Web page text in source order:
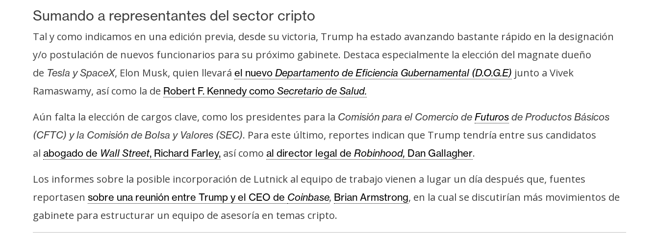
n
t
c
t
o
P
b
l
c
d
a
d
Sumando a representantes del sector cripto
Tal y como indicamos en una edición previa, desde su victoria, Trump ha estado avanzando bastante rápido en la designación
y/o postulación de nuevos funcionarios para su próximo gabinete. Destaca especialmente la elección del magnate dueño
de Tesla y SpaceX, Elon Musk, quien llevará el nuevo Departamento de Eficiencia Gubernamental (D.O.G.E) junto a Vivek
Ramaswamy, así como la de Robert F. Kennedy como Secretario de Salud.
Aún falta la elección de cargos clave, como los presidentes para la Comisión para el Comercio de Futuros de Productos Básicos
(CFTC) y la Comisión de Bolsa y Valores (SEC). Para este último, reportes indican que Trump tendría entre sus candidatos
al abogado de Wall Street, Richard Farley, así como al director legal de Robinhood, Dan Gallagher.
Los informes sobre la posible incorporación de Lutnick al equipo de trabajo vienen a lugar un día después que, fuentes
reportasen sobre una reunión entre Trump y el CEO de Coinbase, Brian Armstrong, en la cual se discutirían más movimientos de
gabinete para estructurar un equipo de asesoría en temas cripto.